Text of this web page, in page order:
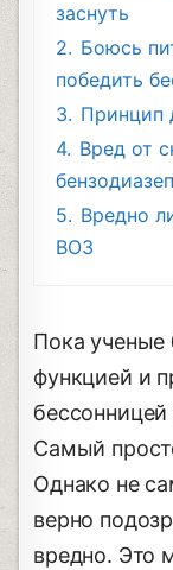
заснуть
2. Боюсь
победить
3. Принцип
4. Вред от
5. Вредно
ВОЗ
Пока ученые
функцией и
бессонницей
Самый
Однако не
верно
вредно. Это